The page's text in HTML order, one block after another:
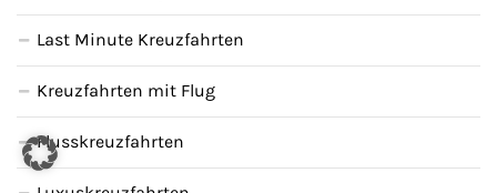
Last Minute Kreuzfahrten
Kreuzfahrten mit Flug
Flusskreuzfahrten